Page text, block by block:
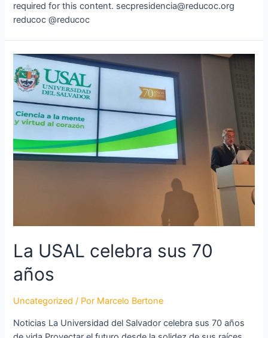
required for this content. secpresidencia@reducoc.org
reducoc @reducoc
La USAL celebra sus 70
años
Uncategorized / Por Marcelo Bertone
Noticias La Universidad del Salvador celebra sus 70 años
La
USAL
celebra
sus
70
años